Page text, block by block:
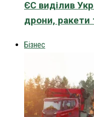
ЄС виділив
дрони, ракети
Бізнес